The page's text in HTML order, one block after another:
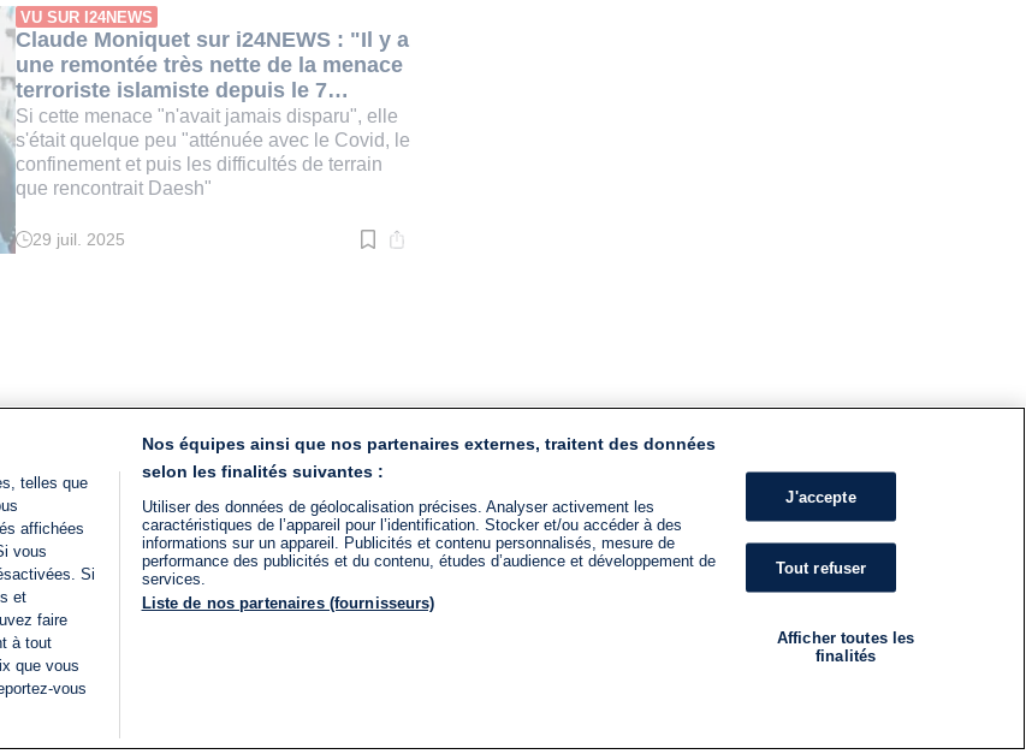
:
3
min.
VU SUR I24NEWS
Claude Moniquet sur i24NEWS : "Il y a
une remontée très nette de la menace
terroriste islamiste depuis le 7
octobre"
Si cette menace "n'avait jamais disparu", elle
s'était quelque peu "atténuée avec le Covid, le
confinement et puis les difficultés de terrain
que rencontrait Daesh"
Temps
29 juil. 2025
telles que
affichées
vous
Si
et
faire
à tout
que vous
vous
Nos équipes ainsi que nos partenaires externes, traitent des données
selon les finalités suivantes :
Utiliser des données de géolocalisation précises. Analyser activement les
caractéristiques de l’appareil pour l’identification. Stocker et/ou accéder à des
informations sur un appareil. Publicités et contenu personnalisés, mesure de
performance des publicités et du contenu, études d’audience et développement de
services.
Liste de nos partenaires (fournisseurs)
J'accepte
Tout refuser
Afficher toutes les
finalités